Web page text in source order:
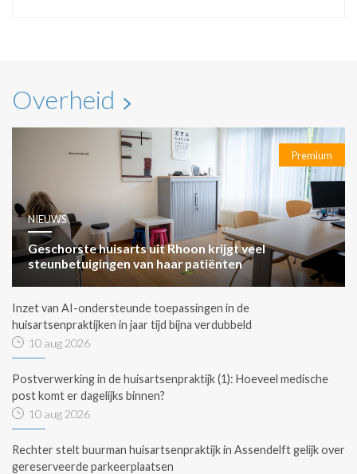
Overheid
Premium
NIEUWS
Geschorste huisarts uit Rhoon krijgt veel
steunbetuigingen van haar patiënten
Inzet van AI-ondersteunde toepassingen in de
huisartsenpraktijken in jaar tijd bijna verdubbeld
10 aug 2026
Postverwerking in de huisartsenpraktijk (1): Hoeveel medische
post komt er dagelijks binnen?
10 aug 2026
Rechter stelt buurman huisartsenpraktijk in Assendelft gelijk over
gereserveerde parkeerplaatsen